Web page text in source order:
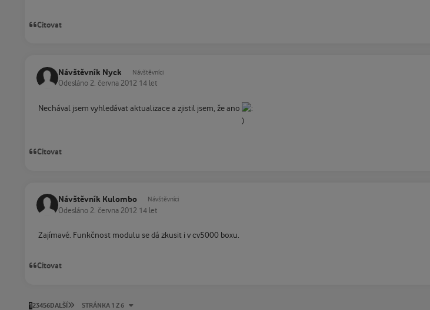
Citovat
Návštěvník Nyck Návštěvníci
Odesláno 2. června 2012 14 let
Nechával jsem vyhledávat aktualizace a zjistil jsem, že ano
Citovat
Návštěvník Kulombo Návštěvníci
Odesláno 2. června 2012 14 let
Zajímavé. Funkčnost modulu se dá zkusit i v cv5000 boxu.
Citovat
123456DALŠÍ POSLEDNÍ STRÁNKA
STRÁNKA 1 Z 6